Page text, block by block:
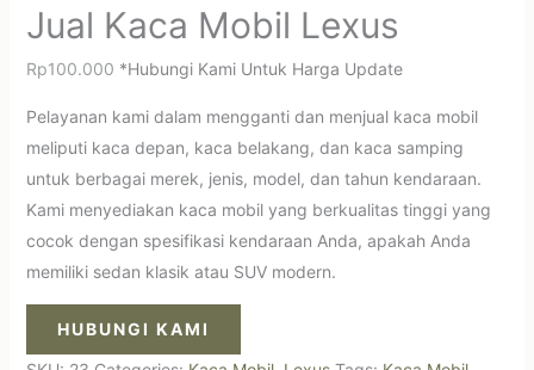
Jual Kaca Mobil Lexus
Rp100.000 *Hubungi Kami Untuk Harga Update
Pelayanan kami dalam mengganti dan menjual kaca mobil
meliputi kaca depan, kaca belakang, dan kaca samping
untuk berbagai merek, jenis, model, dan tahun kendaraan.
Kami menyediakan kaca mobil yang berkualitas tinggi yang
cocok dengan spesifikasi kendaraan Anda, apakah Anda
memiliki sedan klasik atau SUV modern.
HUBUNGI KAMI